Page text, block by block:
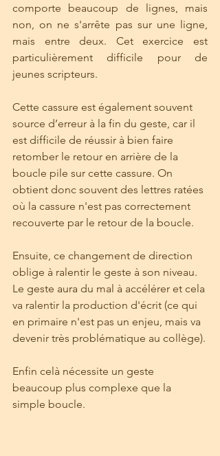
comporte beaucoup de lignes, mais
non, on ne s'arrête pas sur une ligne,
mais entre deux. Cet exercice est
particulièrement difficile pour de
jeunes scripteurs.
Cette cassure est également souvent
source d’erreur à la fin du geste, car il
est difficile de réussir à bien faire
retomber le retour en arrière de la
boucle pile sur cette cassure. On
obtient donc souvent des lettres ratées
où la cassure n'est pas correctement
recouverte par le retour de la boucle.
Ensuite, ce changement de direction
oblige à ralentir le geste à son niveau.
Le geste aura du mal à accélérer et cela
va ralentir la production d'écrit (ce qui
en primaire n'est pas un enjeu, mais va
devenir très problématique au collège).
Enfin celà nécessite un geste
beaucoup plus complexe que la
simple boucle.